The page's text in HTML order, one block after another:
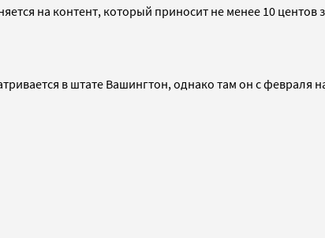
на контент, который приносит не менее 10
в штате Вашингтон, однако там он с февраля